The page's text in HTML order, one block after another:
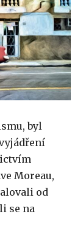
byl
Moreau,
od
se na